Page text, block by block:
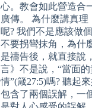
心。教會如此營造合
廣傳。 為什麼講真
呢? 我們不是應該做
不要拐彎抹角，為什
是禱告後，就直接說
言》不是說，“當面
情”(箴27:5)嗎? 聽起
包含了兩個誤解，一